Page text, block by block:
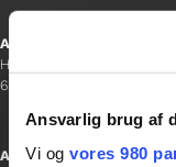
Ansvarlig brug af
Vi og vores 980
Aabenraa
H P Hanssens Gade 23, 2.
6200 Aabenraa
Afdelingschef